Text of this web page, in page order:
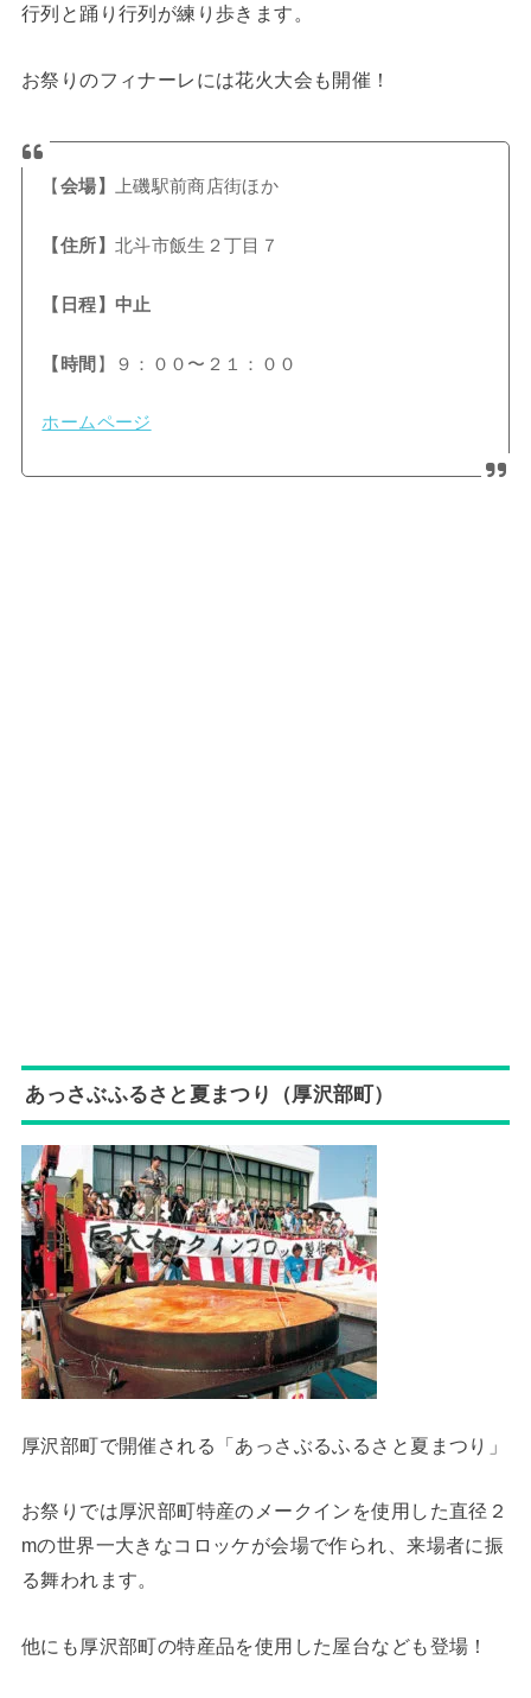
行列と踊り行列が練り歩きます。
お祭りのフィナーレには花火大会も開催！
【 会場】 上磯駅前商店街ほか
【住所】 北斗市飯生２丁目７
【日程】中止
【時間 】９：００〜２１：００
ホームページ
あっさぶふるさと夏まつり（厚沢部町）
厚沢部町で開催される「あっさぶるふるさと夏まつり」
お祭りでは厚沢部町特産のメークインを使用した直径２
mの世界一大きなコロッケが会場で作られ、来場者に振
る舞われます。
他にも厚沢部町の特産品を使用した屋台なども登場！